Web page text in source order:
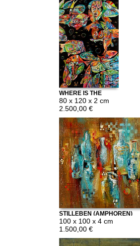
WHERE IS THE
FISH?
80 x 120 x 2 cm
2.500,00 €
STILLEBEN (AMPHOREN)
100 x 100 x 4 cm
1.500,00 €